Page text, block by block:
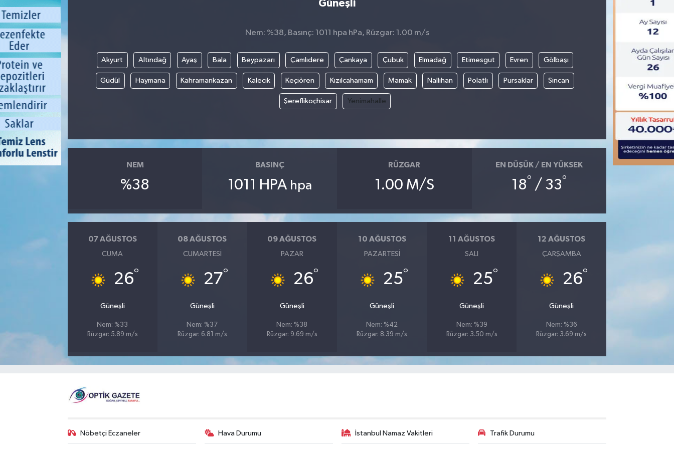
Güneşli
Nem: %38, Basınç: 1011 hpa hPa, Rüzgar: 1.00 m/s
Akyurt Altındağ Ayaş Bala Beypazarı Çamlıdere Çankaya Çubuk Elmadağ Etimesgut Evren Gölbaşı
Güdül Haymana Kahramankazan Kalecik Keçiören Kızılcahamam Mamak Nallıhan Polatlı Pursaklar Sincan
Şereflikoçhisar Yenimahalle
NEM
%38
BASINÇ
1011 HPA hpa
RÜZGAR
1.00 M/S
EN DÜŞÜK / EN YÜKSEK
18° / 33°
07 AĞUSTOS
CUMA
26°
Güneşli
Nem: %33
Rüzgar: 5.89 m/s
08 AĞUSTOS
CUMARTESI
27°
Güneşli
Nem: %37
Rüzgar: 6.81 m/s
09 AĞUSTOS
PAZAR
26°
Güneşli
Nem: %38
Rüzgar: 9.69 m/s
10 AĞUSTOS
PAZARTESI
25°
Güneşli
Nem: %42
Rüzgar: 8.39 m/s
11 AĞUSTOS
SALI
25°
Güneşli
Nem: %39
Rüzgar: 3.50 m/s
12 AĞUSTOS
ÇARŞAMBA
26°
Güneşli
Nem: %36
Rüzgar: 3.69 m/s
Nöbetçi Eczaneler Hava Durumu İstanbul Namaz Vakitleri Trafik Durumu